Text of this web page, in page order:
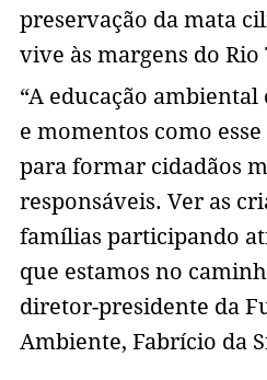
preservação da mata
vive às margens do Rio
“A educação ambiental
e momentos como
para formar cidadãos
responsáveis. Ver as
famílias participando
que estamos no
diretor-presidente da
Ambiente, Fabrício da